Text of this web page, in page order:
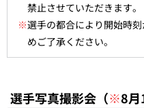
禁止させていただきます。
※選手の都合により開始時
めご了承ください。
選手写真撮影会（※8月